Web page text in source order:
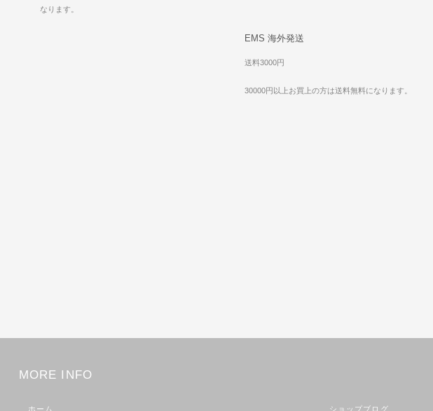
なります。
EMS 海外発送
送料3000円
30000円以上お買上の方は送料無料になります。
MORE INFO
ホーム ショップブログ